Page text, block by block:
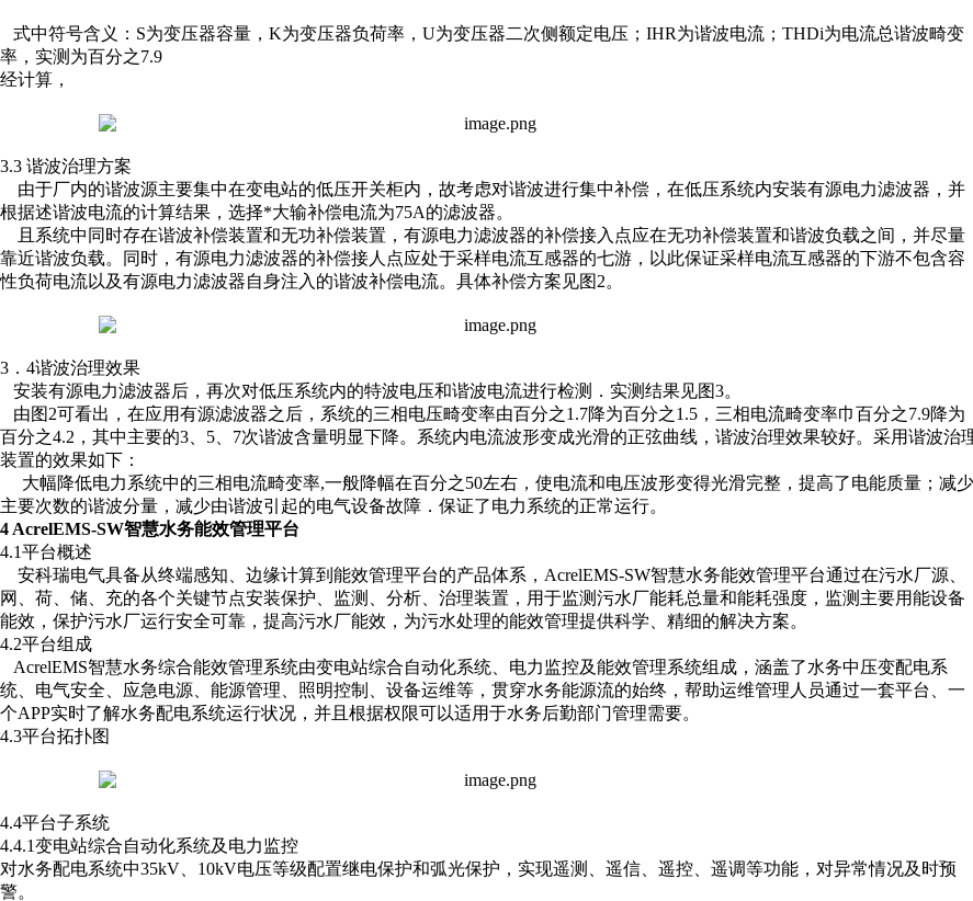
式中符号含义：S为变压器容量，K为变压器负荷率，U为变压器二次侧额定电压；IHR为谐波电流；THDi为电流总谐波畸变
率，实测为百分之7.9
经计算，
3.3 谐波治理方案
由于厂内的谐波源主要集中在变电站的低压开关柜内，故考虑对谐波进行集中补偿，在低压系统内安装有源电力滤波器，并
根据述谐波电流的计算结果，选择*大输补偿电流为75A的滤波器。
且系统中同时存在谐波补偿装置和无功补偿装置，有源电力滤波器的补偿接入点应在无功补偿装置和谐波负载之间，并尽量
靠近谐波负载。同时，有源电力滤波器的补偿接人点应处于采样电流互感器的七游，以此保证采样电流互感器的下游不包含容
性负荷电流以及有源电力滤波器自身注入的谐波补偿电流。具体补偿方案见图2。
3．4谐波治理效果
安装有源电力滤波器后，再次对低压系统内的特波电压和谐波电流进行检测．实测结果见图3。
由图2可看出，在应用有源滤波器之后，系统的三相电压畸变率由百分之1.7降为百分之1.5，三相电流畸变率巾百分之7.9降为
百分之4.2，其中主要的3、5、7次谐波含量明显下降。系统内电流波形变成光滑的正弦曲线，谐波治理效果较好。采用谐波治
装置的效果如下：
大幅降低电力系统中的三相电流畸变率,一般降幅在百分之50左右，使电流和电压波形变得光滑完整，提高了电能质量；减少
主要次数的谐波分量，减少由谐波引起的电气设备故障．保证了电力系统的正常运行。
4 AcrelEMS-SW智慧水务能效管理平台
4.1平台概述
安科瑞电气具备从终端感知、边缘计算到能效管理平台的产品体系，AcrelEMS-SW智慧水务能效管理平台通过在污水厂源、
网、荷、储、充的各个关键节点安装保护、监测、分析、治理装置，用于监测污水厂能耗总量和能耗强度，监测主要用能设备
能效，保护污水厂运行安全可靠，提高污水厂能效，为污水处理的能效管理提供科学、精细的解决方案。
4.2平台组成
AcrelEMS智慧水务综合能效管理系统由变电站综合自动化系统、电力监控及能效管理系统组成，涵盖了水务中压变配电系
统、电气安全、应急电源、能源管理、照明控制、设备运维等，贯穿水务能源流的始终，帮助运维管理人员通过一套平台、一
个APP实时了解水务配电系统运行状况，并且根据权限可以适用于水务后勤部门管理需要。
4.3平台拓扑图
4.4平台子系统
4.4.1变电站综合自动化系统及电力监控
对水务配电系统中35kV、10kV电压等级配置继电保护和弧光保护，实现遥测、遥信、遥控、遥调等功能，对异常情况及时预
警。